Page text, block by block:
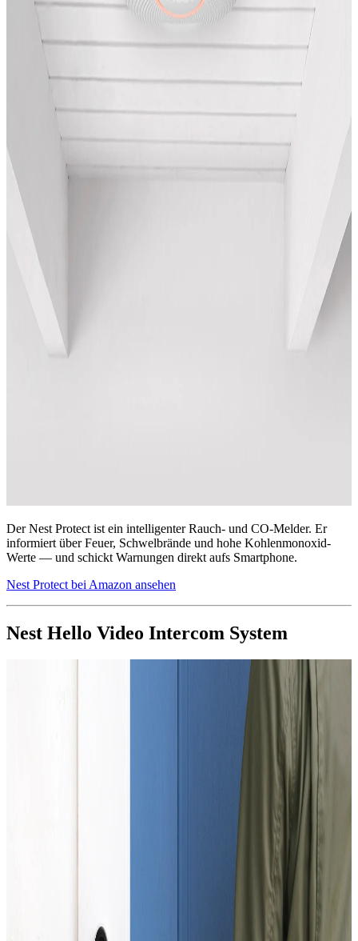
Der Nest Protect ist ein intelligenter Rauch- und CO-Melder. Er
informiert über Feuer, Schwelbrände und hohe Kohlenmonoxid-
Werte — und schickt Warnungen direkt aufs Smartphone.
Nest Protect bei Amazon ansehen
Nest Hello Video Intercom System